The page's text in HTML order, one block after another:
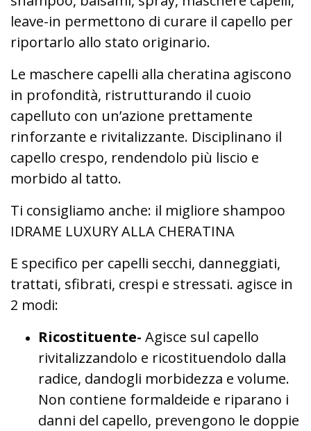
leave-in permettono di curare il capello per
riportarlo allo stato originario.
Le maschere capelli alla cheratina agiscono
in profondità, ristrutturando il cuoio
capelluto con un’azione prettamente
rinforzante e rivitalizzante. Disciplinano il
capello crespo, rendendolo più liscio e
morbido al tatto.
Ti consigliamo anche: il migliore shampoo
IDRAME LUXURY ALLA CHERATINA
E specifico per capelli secchi, danneggiati,
trattati, sfibrati, crespi e stressati. agisce in
2 modi:
Ricostituente- Agisce sul capello
rivitalizzandolo e ricostituendolo dalla
radice, dandogli morbidezza e volume.
Non contiene formaldeide e riparano i
danni del capello, prevengono le doppie